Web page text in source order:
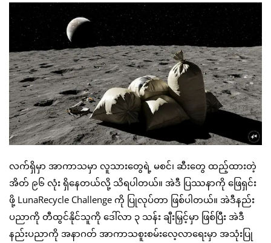
လက်ရှိမှာ အာကာသမှာ လူသားတွေရဲ့ မစင်၊ ဆီးတွေ ထည့်ထားတဲ့
အိတ် ၉၆ လုံး ရှိနေတယ်လို့ သိရပါတယ်။ အဲဒီ ပြဿနာကို ဖြေရှင်း
ဖို့ LunaRecycle Challenge ကို ပြုလုပ်တာ ဖြစ်ပါတယ်။ အဲဒီနည်း
ပညာကို တီထွင်နိုင်သူကို ဒေါ်လာ ၃ သန်း ချီးမြှင့်မှာ ဖြစ်ပြီး အဲဒီ
နည်းပညာကို အနာဂတ် အာကာသစူးစမ်းလေ့လာရေးမှာ အသုံးပြု